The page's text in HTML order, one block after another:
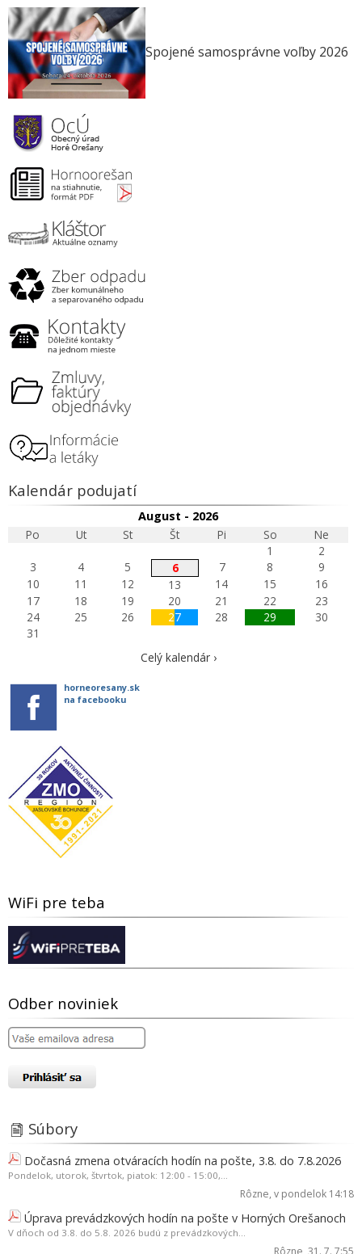
Spojené samosprávne voľby 2026
Kalendár podujatí
August - 2026
Po
Ut St Št Pi So
Ne
1
2
3
4 5 6 7 8
9
10
11 12 13 14 15
16
17
18 19 20 21 22
23
24
25 26 27 28 29
30
31
Celý kalendár ›
horneoresany.sk
na facebooku
WiFi pre teba
Odber noviniek
Súbory
Dočasná zmena otváracích hodín na pošte, 3.8. do 7.8.2026
Pondelok, utorok, štvrtok, piatok: 12:00 - 15:00,...
Rôzne, v pondelok 14:18
Úprava prevádzkových hodín na pošte v Horných Orešanoch
V dňoch od 3.8. do 5.8. 2026 budú z prevádzkových...